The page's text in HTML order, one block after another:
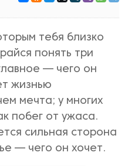
тебя близко
понять три
— чего он
жизнью
мечта; у многих
побег от ужаса.
сильная сторона
— чего он хочет.